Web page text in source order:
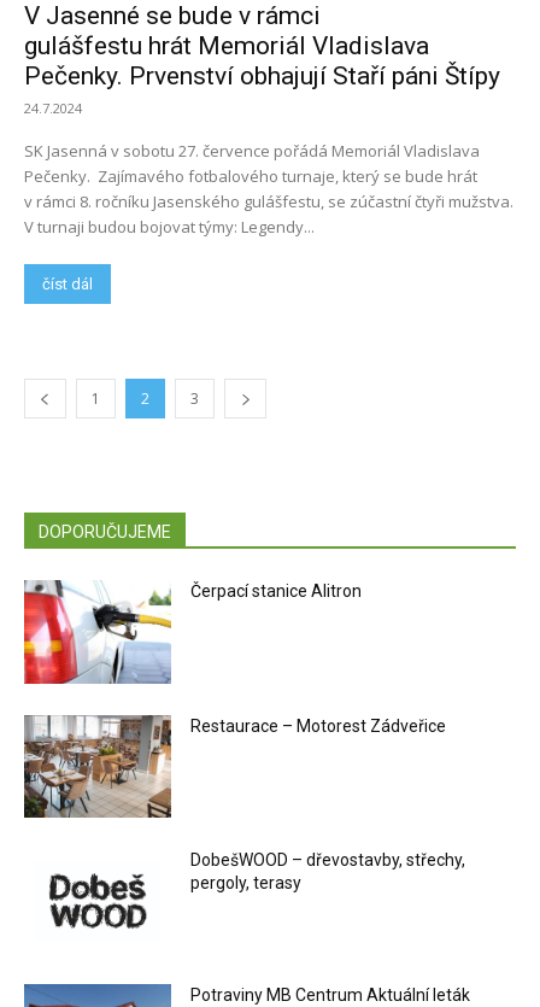
V Jasenné se bude v rámci
gulášfestu hrát Memoriál Vladislava
Pečenky. Prvenství obhajují Staří páni Štípy
24.7.2024
SK Jasenná v sobotu 27. července pořádá Memoriál Vladislava
Pečenky. Zajímavého fotbalového turnaje, který se bude hrát
v rámci 8. ročníku Jasenského gulášfestu, se zúčastní čtyři mužstva.
V turnaji budou bojovat týmy: Legendy...
číst dál
1 2 3
DOPORUČUJEME
Čerpací stanice Alitron
Restaurace – Motorest Zádveřice
DobešWOOD – dřevostavby, střechy,
pergoly, terasy
Potraviny MB Centrum Aktuální leták